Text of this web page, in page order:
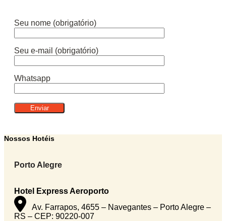
Seu nome (obrigatório)
Seu e-mail (obrigatório)
Whatsapp
Nossos Hotéis
Porto Alegre
Hotel Express Aeroporto
Av. Farrapos, 4655 – Navegantes – Porto Alegre –
RS – CEP: 90220-007